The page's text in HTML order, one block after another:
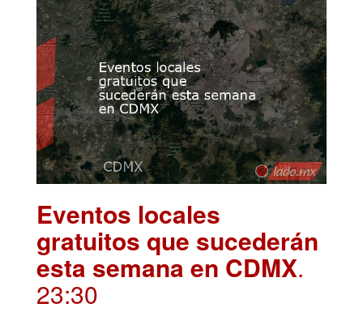
Eventos locales
gratuitos que sucederán
esta semana en CDMX.
23:30